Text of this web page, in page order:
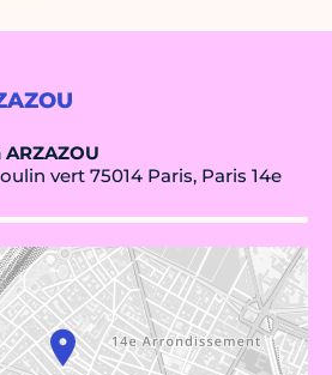
vert 75014 Paris, Paris 14e